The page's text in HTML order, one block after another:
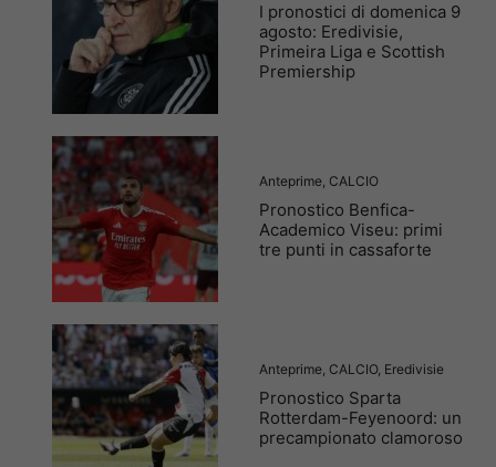
I pronostici di domenica 9
agosto: Eredivisie,
Primeira Liga e Scottish
Premiership
Anteprime, CALCIO
Pronostico Benfica-
Academico Viseu: primi
tre punti in cassaforte
Anteprime, CALCIO, Eredivisie
Pronostico Sparta
Rotterdam-Feyenoord: un
precampionato clamoroso